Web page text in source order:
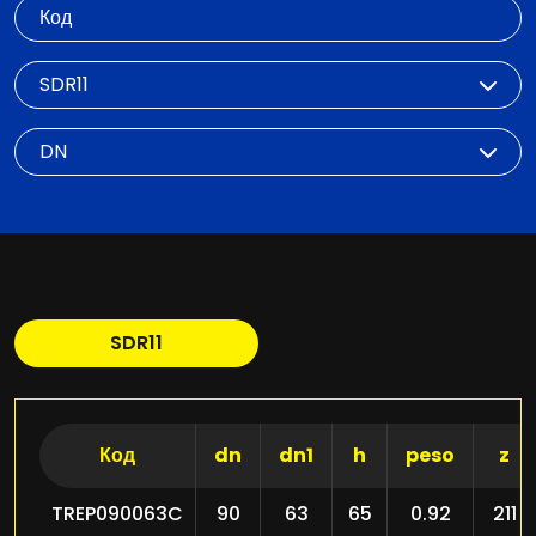
SDR
DN
SDR11
Код dn dn1 h peso z
TREP090063C 90 63 65 0.92 211